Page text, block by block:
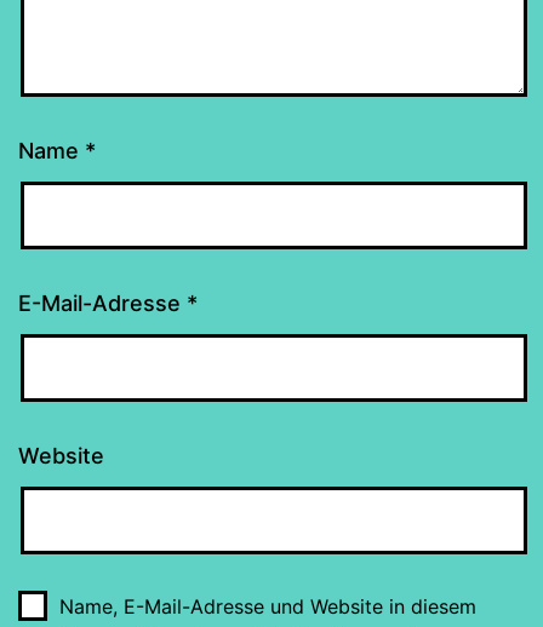
Name *
E-Mail-Adresse *
Website
Name, E-Mail-Adresse und Website in diesem